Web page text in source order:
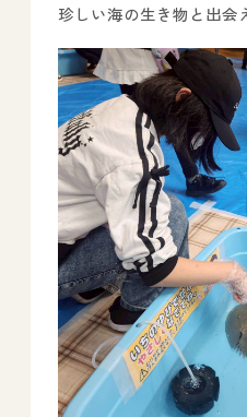
珍しい海の生き物と出会